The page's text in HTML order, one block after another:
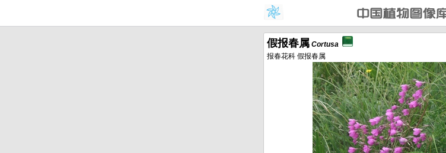
假报春属 Cortusa
报春花科 假报春属